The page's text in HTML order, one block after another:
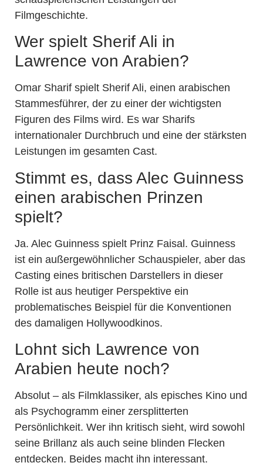
Filmgeschichte.
Wer spielt Sherif Ali in
Lawrence von Arabien?
Omar Sharif spielt Sherif Ali, einen arabischen
Stammesführer, der zu einer der wichtigsten
Figuren des Films wird. Es war Sharifs
internationaler Durchbruch und eine der stärksten
Leistungen im gesamten Cast.
Stimmt es, dass Alec Guinness
einen arabischen Prinzen
spielt?
Ja. Alec Guinness spielt Prinz Faisal. Guinness
ist ein außergewöhnlicher Schauspieler, aber das
Casting eines britischen Darstellers in dieser
Rolle ist aus heutiger Perspektive ein
problematisches Beispiel für die Konventionen
des damaligen Hollywoodkinos.
Lohnt sich Lawrence von
Arabien heute noch?
Absolut – als Filmklassiker, als episches Kino und
als Psychogramm einer zersplitterten
Persönlichkeit. Wer ihn kritisch sieht, wird sowohl
seine Brillanz als auch seine blinden Flecken
entdecken. Beides macht ihn interessant.